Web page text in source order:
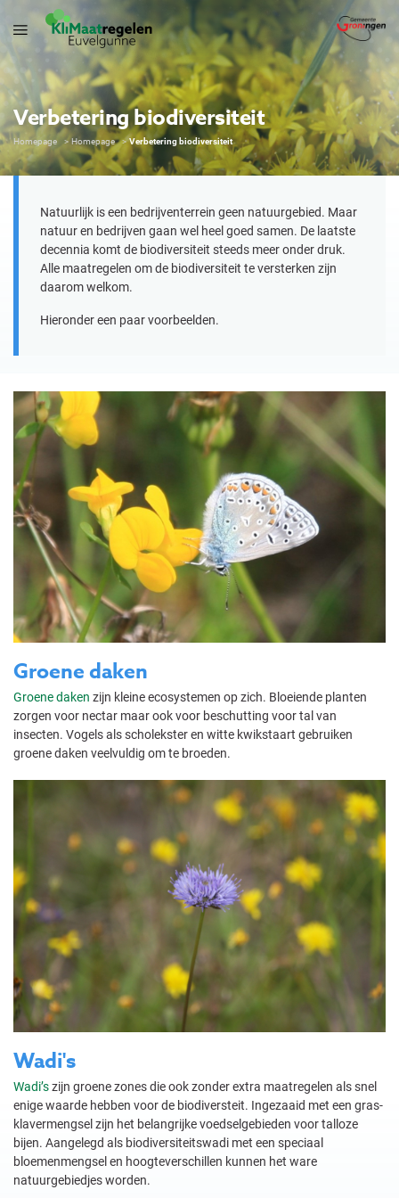
Verbetering biodiversiteit
Homepage Homepage Verbetering biodiversiteit
Natuurlijk is een bedrijventerrein geen natuurgebied. Maar
natuur en bedrijven gaan wel heel goed samen. De laatste
decennia komt de biodiversiteit steeds meer onder druk.
Alle maatregelen om de biodiversiteit te versterken zijn
daarom welkom.
Hieronder een paar voorbeelden.
Groene daken
Groene daken zijn kleine ecosystemen op zich. Bloeiende planten
zorgen voor nectar maar ook voor beschutting voor tal van
insecten. Vogels als scholekster en witte kwikstaart gebruiken
groene daken veelvuldig om te broeden.
Wadi's
Wadi’szijn groene zones die ook zonder extra maatregelen als snel
enige waarde hebben voor de biodiversteit. Ingezaaid met een gras-
klavermengsel zijn het belangrijke voedselgebieden voor talloze
bijen. Aangelegd als biodiversiteitswadi met een speciaal
bloemenmengsel en hoogteverschillen kunnen het ware
natuurgebiedjes worden.